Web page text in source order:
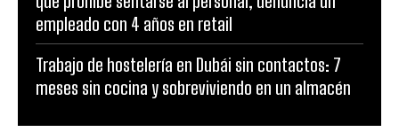
empleado con 4 años en retail
Trabajo de hostelería en Dubái sin contactos: 7
meses sin cocina y sobreviviendo en un almacén